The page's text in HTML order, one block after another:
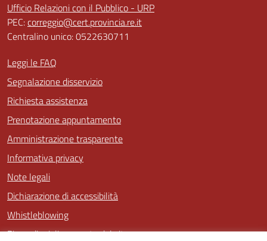
Ufficio Relazioni con il Pubblico - URP
PEC:correggio@cert.provincia.re.it
Centralino unico: 0522630711
Leggi le FAQ
Segnalazione disservizio
Richiesta assistenza
Prenotazione appuntamento
Amministrazione trasparente
Informativa privacy
Note legali
Dichiarazione di accessibilità
Whistleblowing
Piano di miglioramento del sito